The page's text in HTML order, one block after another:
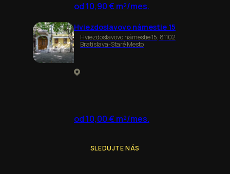
od 10,90 € m²/mes.
Hviezdoslavovo námestie 15
Hviezdoslavovo námestie 15, 81102
Bratislava-Staré Mesto
od 10,00 € m²/mes.
SLEDUJTE NÁS